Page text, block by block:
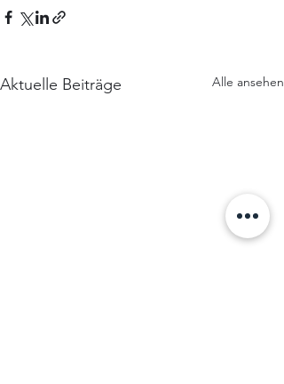
Aktuelle Beiträge Alle ansehen